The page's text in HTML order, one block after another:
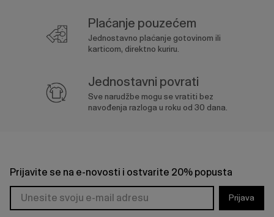
Plaćanje pouzećem
Jednostavno plaćanje gotovinom ili
karticom, direktno kuriru.
Jednostavni povrati
Sve narudžbe mogu se vratiti bez
navođenja razloga u roku od 30 dana.
Prijavite se na e-novosti i ostvarite 20% popusta
Prijava